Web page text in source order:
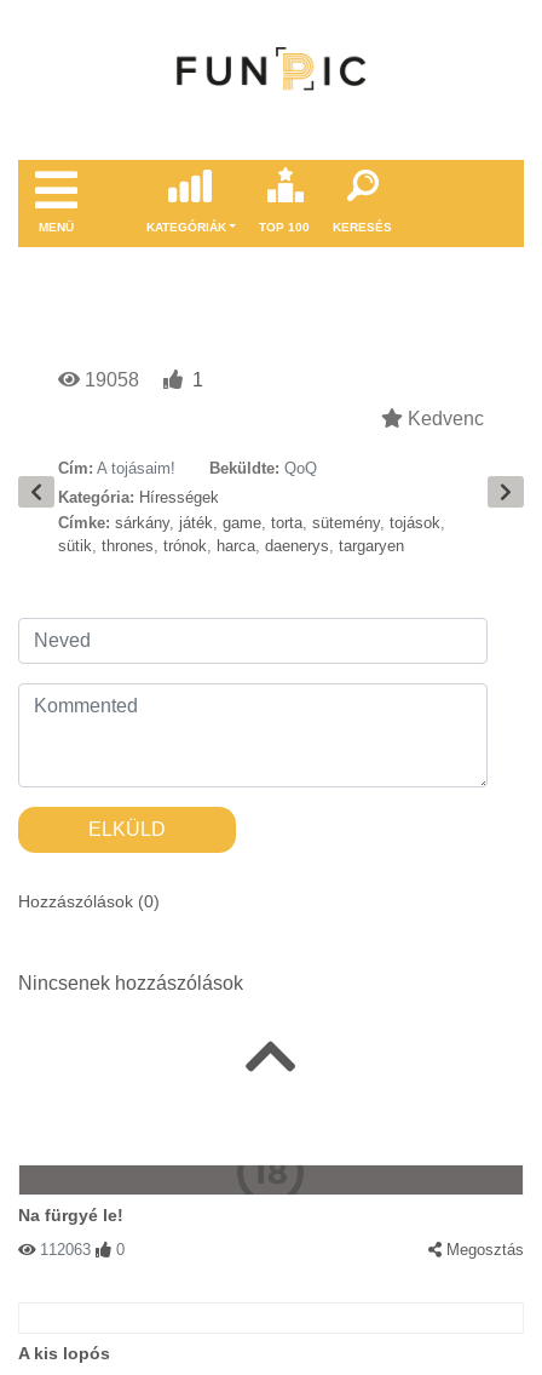
MENÜ KATEGÓRIÁK TOP 100 KERESÉS
19058
1
Kedvenc
Cím: A tojásaim! Beküldte: QoQ
Kategória: Hírességek
Címke: sárkány, játék, game, torta, sütemény, tojások,
sütik, thrones, trónok, harca, daenerys, targaryen
ELKÜLD
Hozzászólások (0)
Nincsenek hozzászólások
Na fürgyé le!
112063 0 Megosztás
A kis lopós